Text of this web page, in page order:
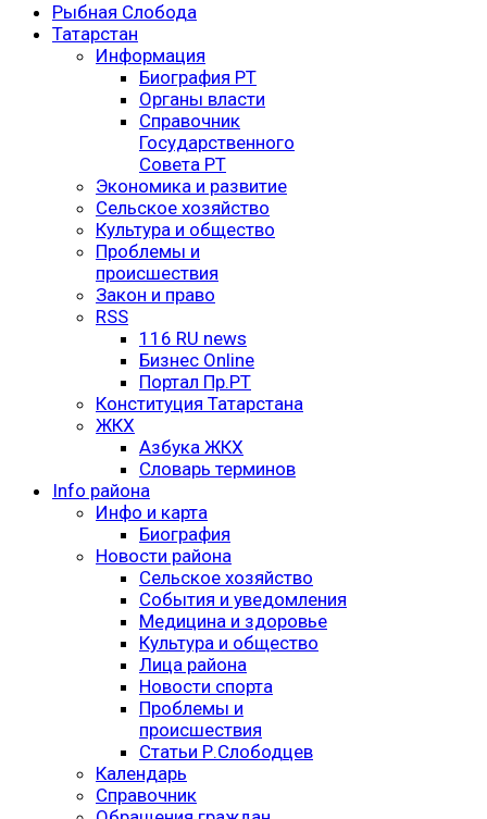
Рыбная Слобода
Татарстан
Информация
Биография РТ
Органы власти
Справочник
Государственного
Совета РТ
Экономика и развитие
Сельское хозяйство
Культура и общество
Проблемы и
происшествия
Закон и право
RSS
116 RU news
Бизнес Online
Портал Пр.РТ
Конституция Татарстана
ЖКХ
Азбука ЖКХ
Словарь терминов
Info района
Инфо и карта
Биография
Новости района
Сельское хозяйство
События и уведомления
Медицина и здоровье
Культура и общество
Лица района
Новости спорта
Проблемы и
происшествия
Статьи Р.Слободцев
Календарь
Справочник